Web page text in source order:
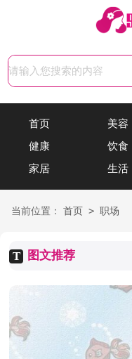
首页 美容
健康
饮食
家居
生活
当前位置： 首页 > 职场
T 图文推荐